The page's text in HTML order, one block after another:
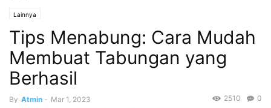
Lainnya
Tips Menabung: Cara Mudah
Membuat Tabungan yang
Berhasil
By Atmin - Mar 1, 2023 0
2510